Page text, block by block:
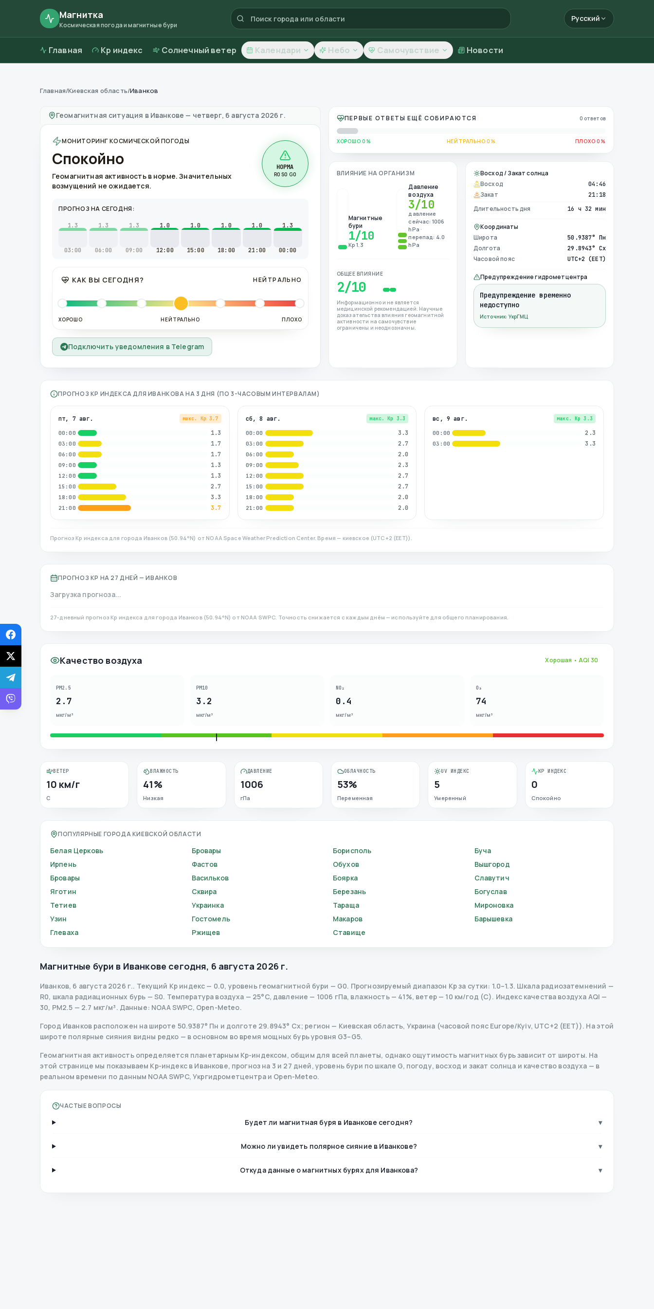
Магнитка
Космическая погода и магнитные бури
Русский
Главная Kp индекс Солнечный ветер Календари Небо Самочувствие Новости
Магнитные бури вИванкове—
Главная/Киевская область/Иванков
Геомагнитная ситуация в Иванкове — четверг, 6 августа 2026 г.
МОНИТОРИНГ КОСМИЧЕСКОЙ ПОГОДЫ
Спокойно
Геомагнитная активность в норме. Значительных
возмущений не ожидается.
НОРМА
R0 S0 G0
ПРОГНОЗ НА СЕГОДНЯ:
1.3
03:00
1.3
06:00
1.3
09:00
1.0
12:00
1.0
15:00
1.0
18:00
1.0
21:00
1.3
00:00
КАК ВЫ СЕГОДНЯ? НЕЙТРАЛЬНО
ХОРОШО НЕЙТРАЛЬНО ПЛОХО
Подключить уведомления в Telegram
ПЕРВЫЕ ОТВЕТЫ ЕЩЁ СОБИРАЮТСЯ 0 ответов
ХОРОШО 0% НЕЙТРАЛЬНО 0% ПЛОХО 0%
ВЛИЯНИЕ НА ОРГАНИЗМ
Магнитные
бури
1/10
Kp 1.3
Давление
воздуха
3/10
давление
сейчас: 1006
hPa ·
перепад: 4.0
hPa
ОБЩЕЕ ВЛИЯНИЕ
2/10
Информационно и не является
медицинской рекомендацией. Научные
доказательства влияния геомагнитной
активности на самочувствие
ограничены и неоднозначны.
Восход / Закат солнца
Восход
04:46
Закат 21:18
Длительность дня 16 ч 32 мин
Координаты
Широта
50.9387° Пн
Долгота 29.8943° Сх
Часовой пояс UTC+2 (EET)
Предупреждение гидрометцентра
Предупреждение временно
недоступно
Источник: УкрГМЦ
ПРОГНОЗ KP ИНДЕКСА ДЛЯ ИВАНКОВАНА 3 ДНЯ (ПО 3-ЧАСОВЫМ ИНТЕРВАЛАМ)
пт, 7 авг. макс. Kp 3.7
00:00 1.3
03:00 1.7
06:00 1.7
09:00 1.3
12:00 1.3
15:00 2.7
18:00 3.3
21:00 3.7
сб, 8 авг. макс. Kp 3.3
00:00 3.3
03:00 2.7
06:00 2.0
09:00 2.3
12:00 2.7
15:00 2.7
18:00 2.0
21:00 2.0
вс, 9 авг. макс. Kp 3.3
00:00 2.3
03:00 3.3
Прогноз Kp индекса для города Иванков(50.94°N) от NOAA Space Weather Prediction Center. Время — киевское (UTC+2 (EET)).
ПРОГНОЗ KP НА 27 ДНЕЙ — ИВАНКОВ
Загрузка прогноза...
27-дневный прогноз Kp индекса для города Иванков(50.94°N) от NOAA SWPC. Точность снижается с каждым днём — используйте для общего планирования.
Качество воздуха Хорошая • AQI 30
PM2.5
2.7
мкг/м³
PM10
3.2
мкг/м³
NO₂
0.4
мкг/м³
O₃
74
мкг/м³
ВЕТЕР
10 км/г
С
ВЛАЖНОСТЬ
41%
Низкая
ДАВЛЕНИЕ
1006
гПа
ОБЛАЧНОСТЬ
53%
Переменная
UV ИНДЕКС
5
Умеренный
KP ИНДЕКС
0
Спокойно
ПОПУЛЯРНЫЕ ГОРОДА КИЕВСКОЙ ОБЛАСТИ
Белая Церковь Бровары Борисполь
Буча
Ирпень
Фастов Обухов
Вышгород
Бровары
Васильков Боярка
Славутич
Яготин
Сквира Березань
Богуслав
Тетиев
Украинка Тараща
Мироновка
Узин
Гостомель Макаров
Барышевка
Глеваха
Ржищев Ставище
Магнитные бури в Иванкове сегодня, 6 августа 2026 г.
Иванков, 6 августа 2026 г.. Текущий Kp индекс — 0.0, уровень геомагнитной бури — G0. Прогнозируемый диапазон Kp за сутки: 1.0–1.3. Шкала радиозатемнений —
R0, шкала радиационных бурь — S0. Температура воздуха — 25°C, давление — 1006 гПа, влажность — 41%, ветер — 10 км/год (С). Индекс качества воздуха AQI —
30, PM2.5 — 2.7 мкг/м³. Данные: NOAA SWPC, Open-Meteo.
Город Иванков расположен на широте 50.9387° Пн и долготе 29.8943° Сх; регион — Киевская область, Украина (часовой пояс Europe/Kyiv, UTC+2 (EET)). На этой
широте полярные сияния видны редко — в основном во время мощных бурь уровня G3–G5.
Геомагнитная активность определяется планетарным Kp-индексом, общим для всей планеты, однако ощутимость магнитных бурь зависит от широты. На
этой странице мы показываем Kp-индекс в Иванкове, прогноз на 3 и 27 дней, уровень бури по шкале G, погоду, восход и закат солнца и качество воздуха — в
реальном времени по данным NOAA SWPC, Укргидрометцентра и Open-Meteo.
ЧАСТЫЕ ВОПРОСЫ
Будет ли магнитная буря в Иванкове сегодня? ▾
Можно ли увидеть полярное сияние в Иванкове? ▾
Откуда данные о магнитных бурях для Иванкова? ▾